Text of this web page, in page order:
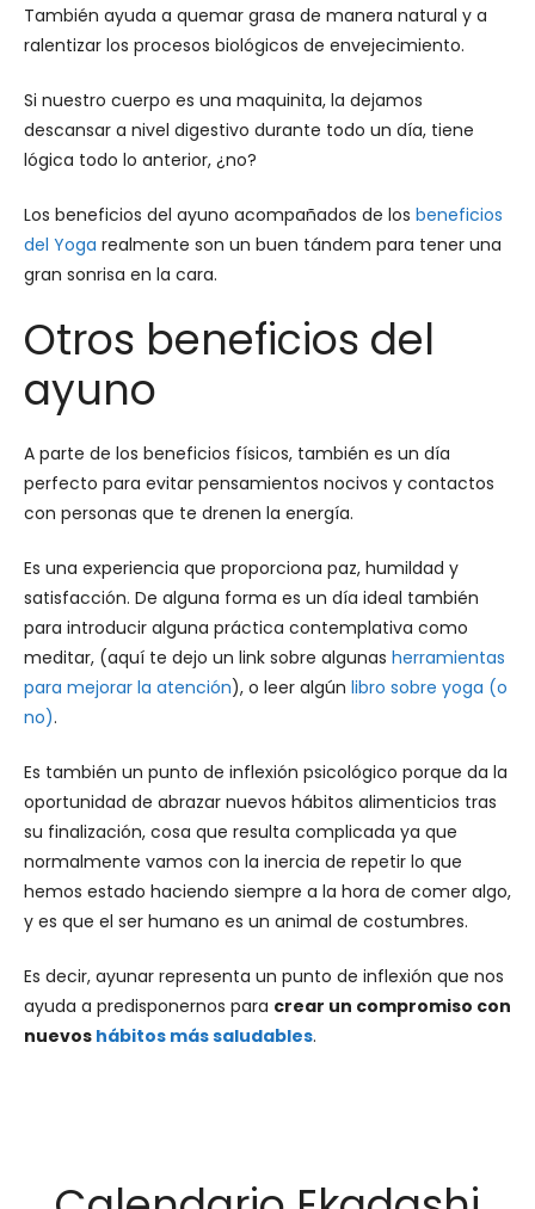
También ayuda a quemar grasa de manera natural y a
ralentizar los procesos biológicos de envejecimiento.
Si nuestro cuerpo es una maquinita, la dejamos
descansar a nivel digestivo durante todo un día, tiene
lógica todo lo anterior, ¿no?
Los beneficios del ayuno acompañados de los beneficios
del Yoga realmente son un buen tándem para tener una
gran sonrisa en la cara.
Otros beneficios del
ayuno
A parte de los beneficios físicos, también es un día
perfecto para evitar pensamientos nocivos y contactos
con personas que te drenen la energía.
Es una experiencia que proporciona paz, humildad y
satisfacción. De alguna forma es un día ideal también
para introducir alguna práctica contemplativa como
meditar, (aquí te dejo un link sobre algunas herramientas
para mejorar la atención), o leer algún libro sobre yoga (o
no).
Es también un punto de inflexión psicológico porque da la
oportunidad de abrazar nuevos hábitos alimenticios tras
su finalización, cosa que resulta complicada ya que
normalmente vamos con la inercia de repetir lo que
hemos estado haciendo siempre a la hora de comer algo,
y es que el ser humano es un animal de costumbres.
Es decir, ayunar representa un punto de inflexión que nos
ayuda a predisponernos para crear un compromiso con
nuevos hábitos más saludables.